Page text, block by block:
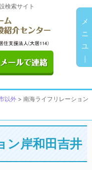
検索サイト
以外 > 南海ライフリレーション
ン岸和田吉井
メ
ニ
ユ
｜